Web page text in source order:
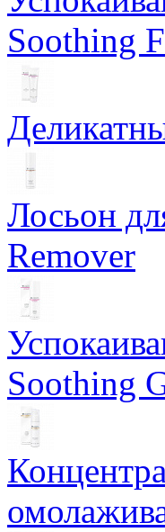
Soothing
Лосьон
Remover
Soothing